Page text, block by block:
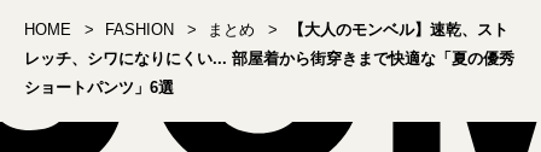
HOME FASHION まとめ
【大人のモンベル】速乾、スト
レッチ、シワになりにくい... 部屋着から街穿きまで快適な「夏の優秀
ショートパンツ」6選